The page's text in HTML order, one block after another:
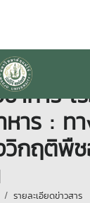
รประจำ
าการ เ
าร : ท
กฤติพืช
รายละเอียดข่าวสาร